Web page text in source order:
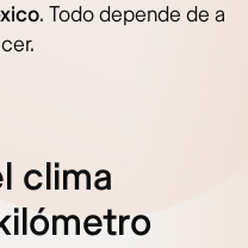
. Todo depende de a
clima